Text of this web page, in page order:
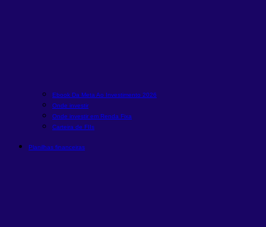
Ebook Da Meta Ao Investimento 2026
Onde investir
Onde investir em Renda Fixa
Carteira de FIIs
Planilhas financeiras